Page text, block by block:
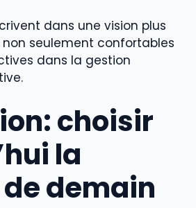
dans une vision plus
seulement confortables
dans la gestion
choisir
la
demain